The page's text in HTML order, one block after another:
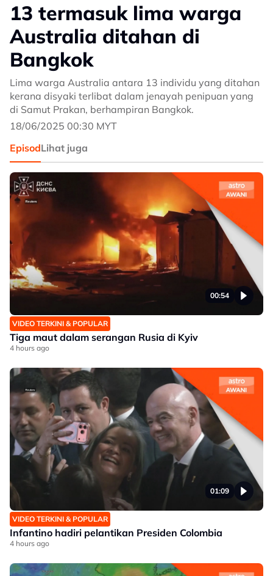
13 termasuk lima warga
Australia ditahan di
Bangkok
Lima warga Australia antara 13 individu yang ditahan
kerana disyaki terlibat dalam jenayah penipuan yang
di Samut Prakan, berhampiran Bangkok.
18/06/2025 00:30 MYT
EpisodLihat juga
00:54
VIDEO TERKINI & POPULAR
Tiga maut dalam serangan Rusia di Kyiv
4 hours ago
01:09
VIDEO TERKINI & POPULAR
Infantino hadiri pelantikan Presiden Colombia
4 hours ago